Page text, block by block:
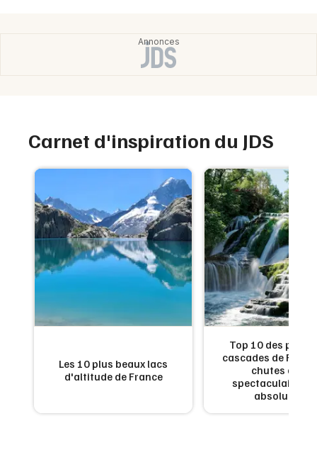
Carnet d'inspiration du JDS
Les 10 plus beaux lacs
d'altitude de France
Top 10 des plus
cascades de
chutes d'eau
spectaculaires à
absolument